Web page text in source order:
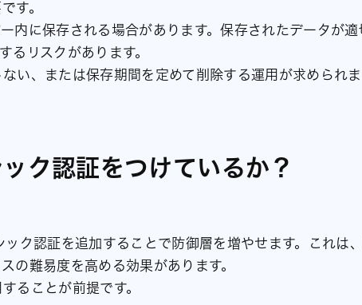
す。
内に保存される場合があります。保存されたデータが適
るリスクがあります。
い、または保存期間を定めて削除する運用が求められま
ク認証をつけているか？
ク認証を追加することで防御層を増やせます。これは
の難易度を高める効果があります。
ることが前提です。